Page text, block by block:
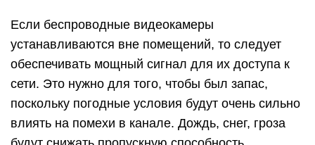
Если беспроводные видеокамеры
устанавливаются вне помещений, то следует
обеспечивать мощный сигнал для их доступа к
сети. Это нужно для того, чтобы был запас,
поскольку погодные условия будут очень сильно
влиять на помехи в канале. Дождь, снег, гроза